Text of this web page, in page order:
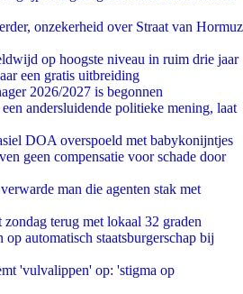
onzekerheid over Straat van Hormuz
op hoogste niveau in ruim drie jaar
een gratis uitbreiding
2026/2027 is begonnen
andersluidende politieke mening, laat
DOA overspoeld met babykonijntjes
geen compensatie voor schade door
man die agenten stak met
terug met lokaal 32 graden
automatisch staatsburgerschap bij
'vulvalippen' op: 'stigma op